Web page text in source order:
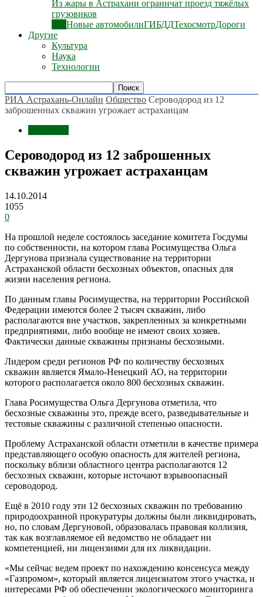
Из жары в Астрахани ограничат проезд тяжёлых
грузовиков
Новые автомобилиГИБДДТехосмотрДороги
Другие
Культура
Наука
Технологии
РИА Астрахань-Онлайн Общество Сероводород из 12
заброшенных скважин угрожает астраханцам
Сероводород из 12 заброшенных
скважин угрожает астраханцам
14.10.2014
1055
0
На прошлой неделе состоялось заседание комитета Госдумы
по собственности, на котором глава Росимущества Ольга
Дергунова признала существование на территории
Астраханской области бесхозных объектов, опасных для
жизни населения региона.
По данным главы Росимущества, на территории Российской
Федерации имеются более 2 тысяч скважин, либо
располагаются вне участков, закрепленных за конкретными
предприятиями, либо вообще не имеют своих хозяев.
Фактически данные скважины признаны бесхозными.
Лидером среди регионов РФ по количеству бесхозных
скважин является Ямало-Ненецкий АО, на территории
которого располагается около 800 бесхозных скважин.
Глава Росимущества Ольга Дергунова отметила, что
бесхозные скважины это, прежде всего, разведывательные и
тестовые скважины с различной степенью опасности.
Проблему Астраханской области отметили в качестве примера
представляющего особую опасность для жителей региона,
поскольку вблизи областного центра располагаются 12
бесхозных скважин, которые источают взрывоопасный
сероводород.
Ещё в 2010 году эти 12 бесхозных скважин по требованию
природоохранной прокуратуры должны были ликвидировать,
но, по словам Дергуновой, образовалась правовая коллизия,
так как возглавляемое ей ведомство не обладает ни
компетенцией, ни лицензиями для их ликвидации.
«Мы сейчас ведем проект по нахождению консенсуса между
«Газпромом», который является лицензиатом этого участка, и
интересами РФ об обеспечении экологического мониторинга